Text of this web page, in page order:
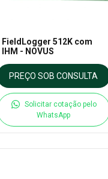
FieldLogger 512K com
IHM - NOVUS
PREÇO SOB CONSULTA
Solicitar cotação pelo
WhatsApp